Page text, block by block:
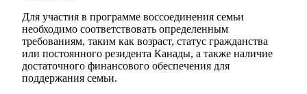
Для участия в программе воссоединения семьи
необходимо соответствовать определенным
требованиям, таким как возраст, статус гражданства
или постоянного резидента Канады, а также наличие
достаточного финансового обеспечения для
поддержания семьи.